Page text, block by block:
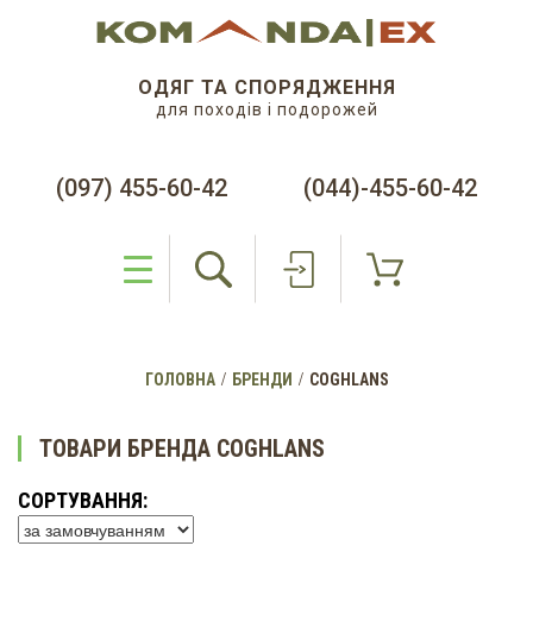
ОДЯГ ТА СПОРЯДЖЕННЯ
для походів і подорожей
(097) 455-60-42 (044)-455-60-42
ГОЛОВНА БРЕНДИ COGHLANS
ТОВАРИ БРЕНДА COGHLANS
СОРТУВАННЯ: